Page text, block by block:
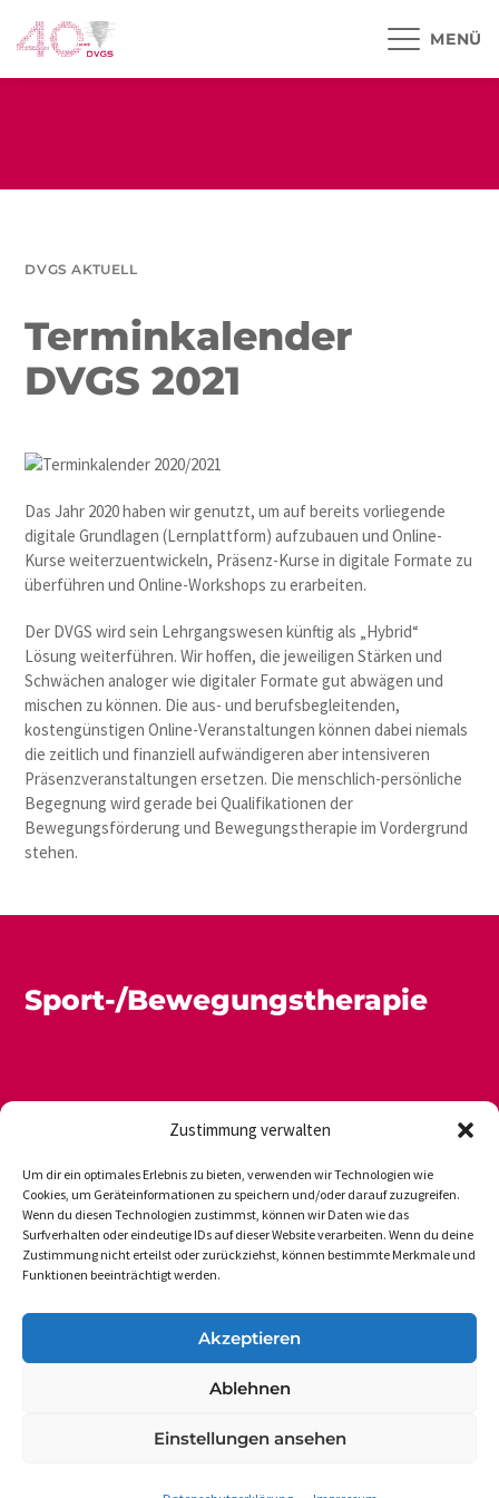
Zustimmung verwalten
Um dir ein optimales Erlebnis zu bieten, verwenden wir Technologien wie
Cookies, um Geräteinformationen zu speichern und/oder darauf zuzugreifen.
Wenn du diesen Technologien zustimmst, können wir Daten wie das
Surfverhalten oder eindeutige IDs auf dieser Website verarbeiten. Wenn du deine
Zustimmung nicht erteilst oder zurückziehst, können bestimmte Merkmale und
Funktionen beeinträchtigt werden.
Akzeptieren
Ablehnen
Einstellungen ansehen
DVGS AKTUELL
Terminkalender
DVGS 2021
Das Jahr 2020 haben wir genutzt, um auf bereits vorliegende
digitale Grundlagen (Lernplattform) aufzubauen und Online-
Kurse weiterzuentwickeln, Präsenz-Kurse in digitale Formate zu
überführen und Online-Workshops zu erarbeiten.
Der DVGS wird sein Lehrgangswesen künftig als „Hybrid“
Lösung weiterführen. Wir hoffen, die jeweiligen Stärken und
Schwächen analoger wie digitaler Formate gut abwägen und
mischen zu können. Die aus- und berufsbegleitenden,
kostengünstigen Online-Veranstaltungen können dabei niemals
die zeitlich und finanziell aufwändigeren aber intensiveren
Präsenzveranstaltungen ersetzen. Die menschlich-persönliche
Begegnung wird gerade bei Qualifikationen der
Bewegungsförderung und Bewegungstherapie im Vordergrund
stehen.
Sport-/Bewegungstherapie
DVGS E.V.-GESCHÄFTSSTELLE
Newsletter Datenschutz Impressum
MENÜ